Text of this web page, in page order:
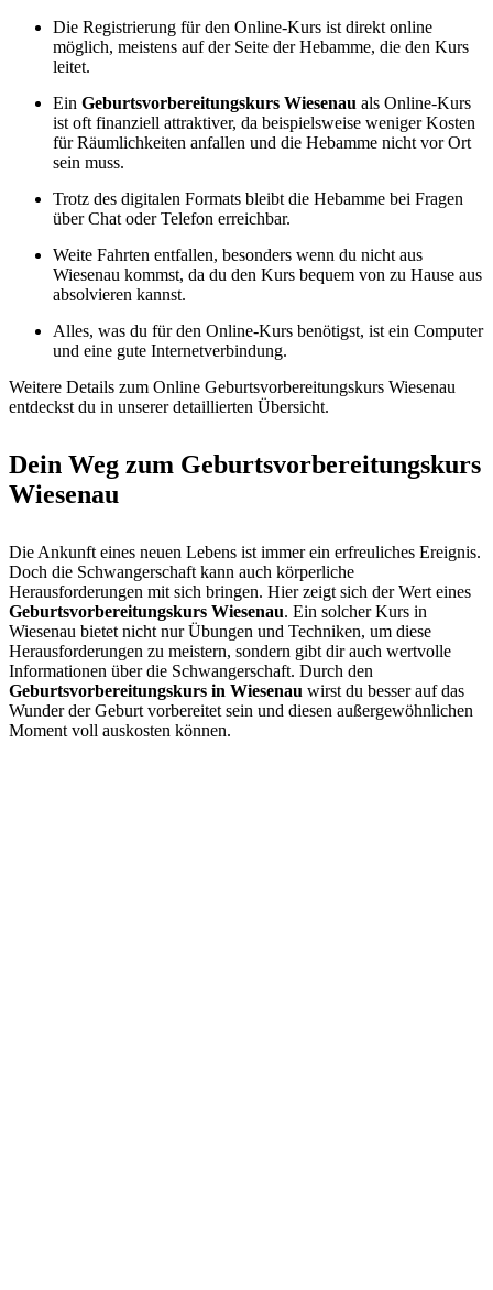
Die Registrierung für den Online-Kurs ist direkt online
möglich, meistens auf der Seite der Hebamme, die den Kurs
leitet.
Ein Geburtsvorbereitungskurs Wiesenau als Online-Kurs
ist oft finanziell attraktiver, da beispielsweise weniger Kosten
für Räumlichkeiten anfallen und die Hebamme nicht vor Ort
sein muss.
Trotz des digitalen Formats bleibt die Hebamme bei Fragen
über Chat oder Telefon erreichbar.
Weite Fahrten entfallen, besonders wenn du nicht aus
Wiesenau kommst, da du den Kurs bequem von zu Hause aus
absolvieren kannst.
Alles, was du für den Online-Kurs benötigst, ist ein Computer
und eine gute Internetverbindung.
Weitere Details zum Online Geburtsvorbereitungskurs Wiesenau
entdeckst du in unserer detaillierten Übersicht.
Dein Weg zum Geburtsvorbereitungskurs
Wiesenau
Die Ankunft eines neuen Lebens ist immer ein erfreuliches Ereignis.
Doch die Schwangerschaft kann auch körperliche
Herausforderungen mit sich bringen. Hier zeigt sich der Wert eines
Geburtsvorbereitungskurs Wiesenau. Ein solcher Kurs in
Wiesenau bietet nicht nur Übungen und Techniken, um diese
Herausforderungen zu meistern, sondern gibt dir auch wertvolle
Informationen über die Schwangerschaft. Durch den
Geburtsvorbereitungskurs in Wiesenau wirst du besser auf das
Wunder der Geburt vorbereitet sein und diesen außergewöhnlichen
Moment voll auskosten können.